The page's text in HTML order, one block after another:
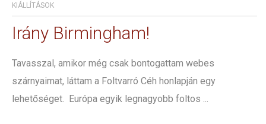
KIÁLLÍTÁSOK
Irány Birmingham!
Tavasszal, amikor még csak bontogattam webes
szárnyaimat, láttam a Foltvarró Céh honlapján egy
lehetőséget. Európa egyik legnagyobb foltos ...